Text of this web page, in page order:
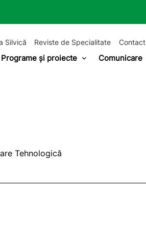
Silvică Reviste de Specialitate Contact
Programe și proiecte Comunicare
Tehnologică